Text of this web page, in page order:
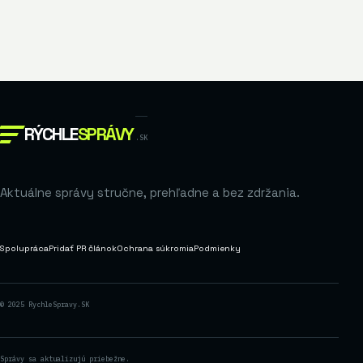
RÝCHLESPRÁVY .SK
Aktuálne správy stručne, prehľadne a bez zdržania.
SpoluprácaPridať PR článokOchrana súkromiaPodmienky
© 2025 RychleSpravy.SK
Správy sa aktualizujú priebežne.